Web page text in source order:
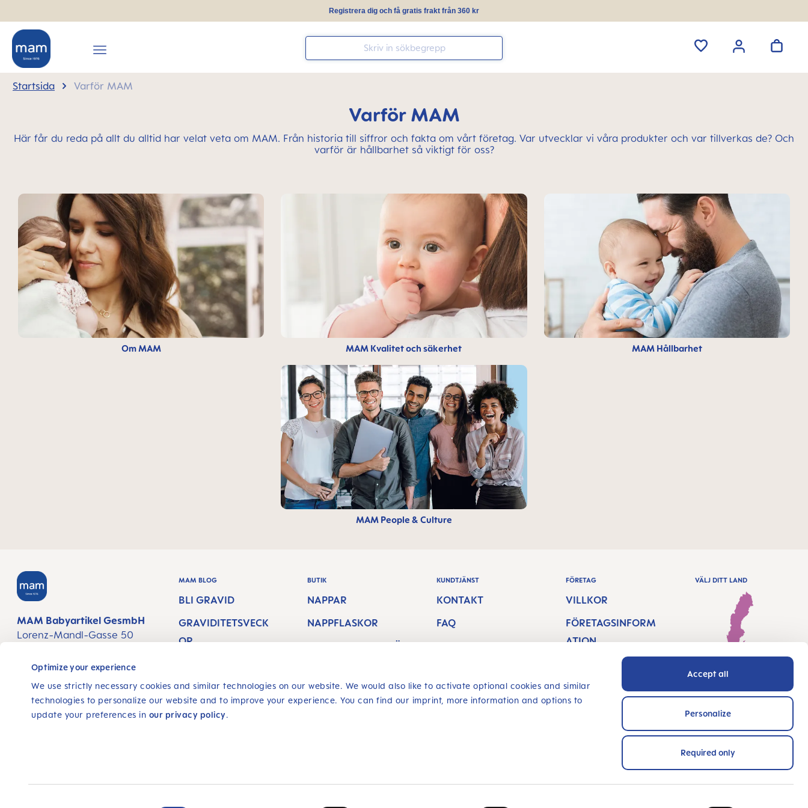
Optimize your experience
We use strictly necessary cookies and similar technologies on our website. We would also like to activate optional cookies and similar
technologies to personalize our website and to improve your experience. You can find our imprint, more information and options to
update your preferences in our privacy policy.
Accept all
Personalize
Required only
Registrera dig och få gratis frakt från 360 kr
Startsida Varför MAM
Varför MAM
Här får du reda på allt du alltid har velat veta om MAM. Från historia till siffror och fakta om vårt företag. Var utvecklar vi våra produkter och var tillverkas de? Och
varför är hållbarhet så viktigt för oss?
Om MAM MAM Kvalitet och säkerhet MAM Hållbarhet
MAM People & Culture
MAM Babyartikel GesmbH
Lorenz-Mandl-Gasse 50
Austria
FÖLJ OSS
FACEBOOK
INSTAGRAM
YOUTUBE
MAM BLOG
BLI GRAVID
GRAVIDITETSVECK
OR
AMNINGSTIPS
BUTIK
NAPPAR
NAPPFLASKOR
AMNINGSTILLBEHÖ
BITRINGAR &
TANDBORSTAR
KUNDTJÄNST
KONTAKT
FAQ
FRAKTAVGIFT
Återkalla ett
FÖRETAG
VILLKOR
FÖRETAGSINFORM
ATION
DATASÄKERHET
TILLGÄNGLIGHETSF
ÖRKLARING
INNOVERA MED
VÄLJ DITT LAND
Realiserad med Shopware
SÄKER SHOPPING BETALNINGSMETODER